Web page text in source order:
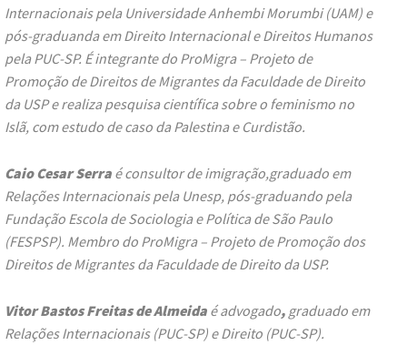
Internacionais pela Universidade Anhembi Morumbi (UAM) e
pós-graduanda em Direito Internacional e Direitos Humanos
pela PUC-SP. É integrante do ProMigra – Projeto de
Promoção de Direitos de Migrantes da Faculdade de Direito
da USP e realiza pesquisa científica sobre o feminismo no
Islã, com estudo de caso da Palestina e Curdistão.
Caio Cesar Serra é consultor de imigração,graduado em
Relações Internacionais pela Unesp, pós-graduando pela
Fundação Escola de Sociologia e Política de São Paulo
(FESPSP). Membro do ProMigra – Projeto de Promoção dos
Direitos de Migrantes da Faculdade de Direito da USP.
Vitor Bastos Freitas de Almeida é advogado, graduado em
Relações Internacionais (PUC-SP) e Direito (PUC-SP).